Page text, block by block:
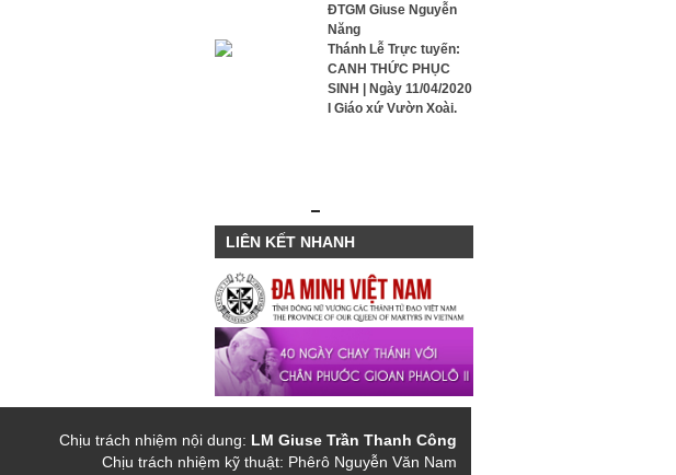
ĐTGM Giuse Nguyễn
Năng
Thánh Lễ Trực tuyến:
CANH THỨC PHỤC
SINH | Ngày 11/04/2020
I Giáo xứ Vườn Xoài.
LIÊN KẾT NHANH
Chịu trách nhiệm nội dung: LM Giuse Trần Thanh Công
Chịu trách nhiệm kỹ thuật: Phêrô Nguyễn Văn Nam